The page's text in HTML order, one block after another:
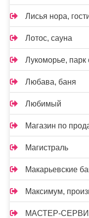
Лисья нора,
Лотос, сауна
Лукоморье, парк
Любава, баня
Любимый
Магазин по
Магистраль
Макарьевские
Максимум,
МАСТЕР-